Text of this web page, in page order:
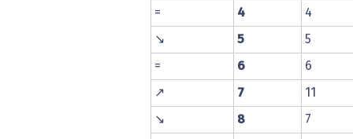
= 4 4
↘ 5 5
= 6 6
↗ 7 11
↘ 8 7